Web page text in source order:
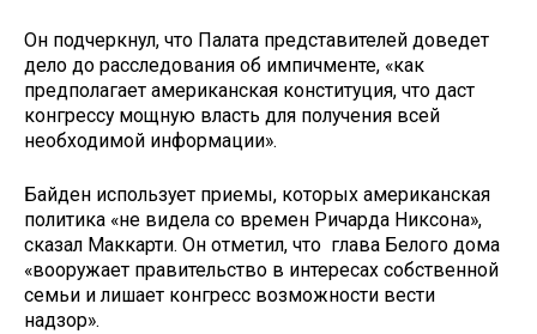
Он подчеркнул, что Палата представителей доведет
дело до расследования об импичменте, «как
предполагает американская конституция, что даст
конгрессу мощную власть для получения всей
необходимой информации».
Байден использует приемы, которых американская
политика «не видела со времен Ричарда Никсона»,
сказал Маккарти. Он отметил, что глава Белого дома
«вооружает правительство в интересах собственной
семьи и лишает конгресс возможности вести
надзор».